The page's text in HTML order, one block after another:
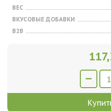
ВЕС
ВКУСОВЫЕ ДОБАВКИ
B2B